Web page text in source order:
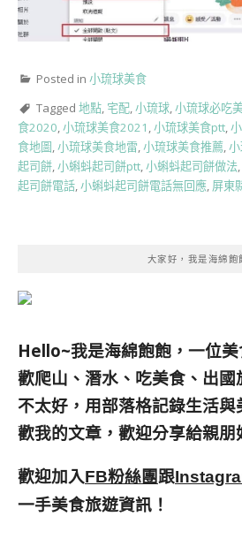
Posted in 小琉球美食
Tagged 地點, 宅配,小琉球,小琉球必吃
食2020,小琉球美食2021 ,小琉球美食ptt,
食地圖,小琉球美食地雷,小琉球美食推薦,
起司餅,小蝌蚪起司餅ptt,小蝌蚪起司餅做法,
起司餅電話,小蝌蚪起司餅電話無回應, 屏東
大家好，我是海綿飽
Hello~我是海綿飽飽，一位美
歡爬山、潛水、吃美食、出國
不太好，用部落格記錄生活與
歡我的文章，歡迎分享給親朋
歡迎加入FB粉絲團跟
一手美食旅遊資訊！